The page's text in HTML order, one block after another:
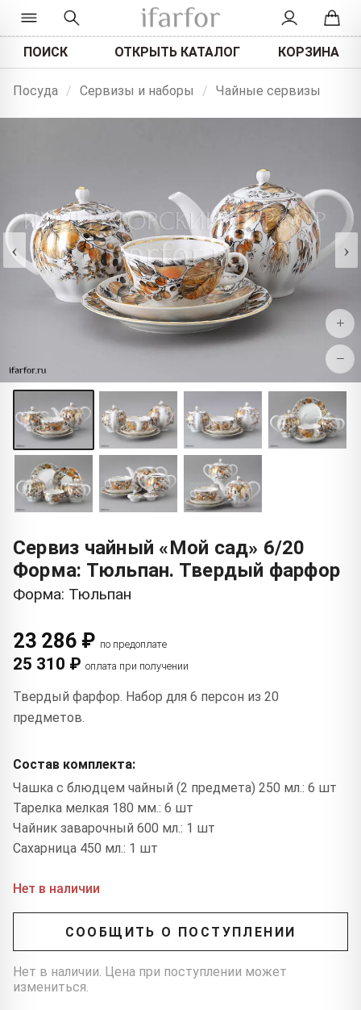
ПОИСК ОТКРЫТЬ КАТАЛОГ КОРЗИНА
Посуда / Сервизы и наборы / Чайные сервизы
‹ ›
+
−
Сервиз чайный «Мой сад» 6/20
Форма: Тюльпан. Твердый фарфор
Форма: Тюльпан
23 286 ₽ по предоплате
25 310 ₽ оплата при получении
Твердый фарфор. Набор для 6 персон из 20
предметов.
Состав комплекта:
Чашка с блюдцем чайный (2 предмета) 250 мл.: 6 шт
Тарелка мелкая 180 мм.: 6 шт
Чайник заварочный 600 мл.: 1 шт
Сахарница 450 мл.: 1 шт
Нет в наличии
СООБЩИТЬ О ПОСТУПЛЕНИИ
Нет в наличии. Цена при поступлении может
измениться.